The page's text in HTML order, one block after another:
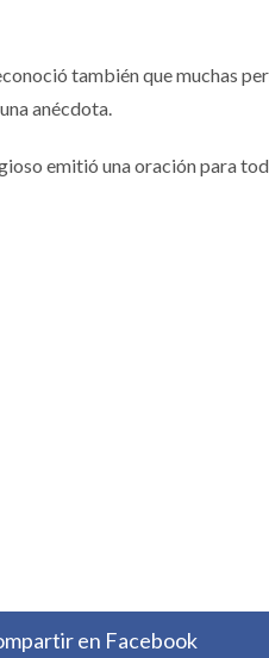
también que muchas
anécdota.
emitió una oración para
en Facebook